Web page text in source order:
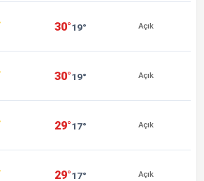
30°19° Açık
30°19° Açık
29°17° Açık
29°17° Açık